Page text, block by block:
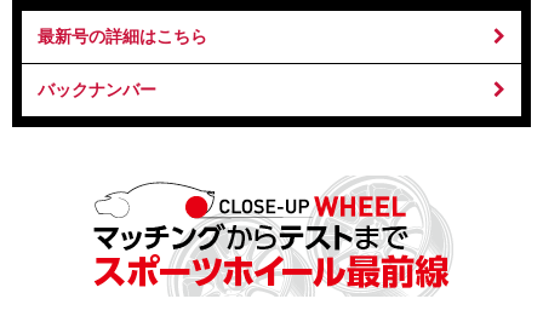
最新号の詳細はこちら
バックナンバー